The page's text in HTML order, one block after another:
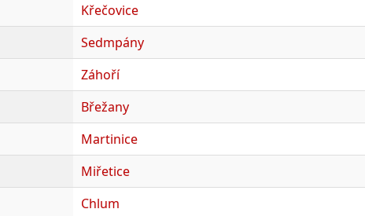
Křečovice
Sedmpány
Záhoří
Břežany
Martinice
Miřetice
Chlum